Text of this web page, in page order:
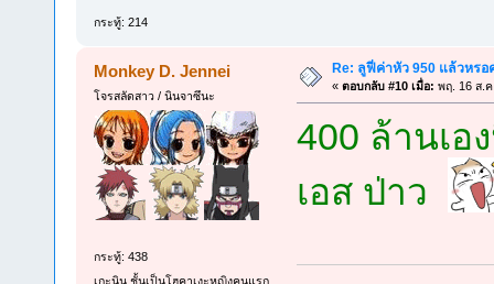
กระทู้: 214
Monkey D. Jennei
โจรสลัดสาว / นินจาซึนะ
กระทู้: 438
เกะนิน ชั้นเป็นโฮคาเงะหญิงคนแรก
Re: ลูฟี่ค่าหัว 950 แล้วหรอ
« ตอบกลับ #10 เมื่อ: พฤ. 16 ส.ค
400 ล้านเอ
เอส ป่าว